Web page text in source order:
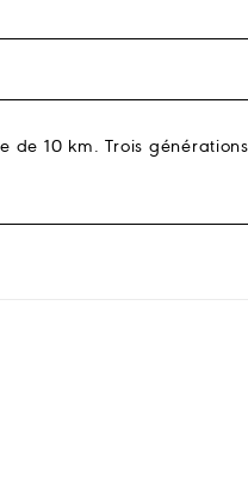
10 km. Trois